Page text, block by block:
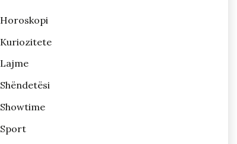
Horoskopi
Kuriozitete
Lajme
Shëndetësi
Showtime
Sport